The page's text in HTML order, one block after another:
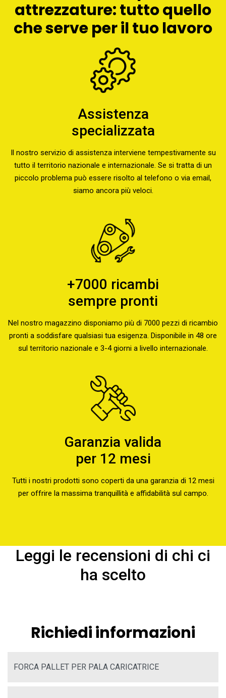
attrezzature: tutto quello
che serve per il tuo lavoro
Assistenza
specializzata
Il nostro servizio di assistenza interviene tempestivamente su
tutto il territorio nazionale e internazionale. Se si tratta di un
piccolo problema può essere risolto al telefono o via email,
siamo ancora più veloci.
+7000 ricambi
sempre pronti
Nel nostro magazzino disponiamo più di 7000 pezzi di ricambio
pronti a soddisfare qualsiasi tua esigenza. Disponibile in 48 ore
sul territorio nazionale e 3-4 giorni a livello internazionale.
Garanzia valida
per 12 mesi
Tutti i nostri prodotti sono coperti da una garanzia di 12 mesi
per offrire la massima tranquillità e affidabilità sul campo.
Leggi le recensioni di chi ci
ha scelto
Richiedi informazioni